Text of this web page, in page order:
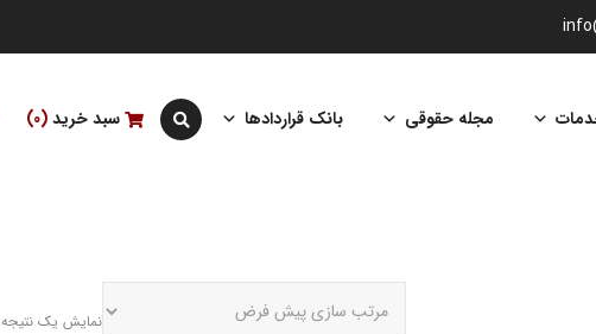
سبد خرید 0 مجله حقوقی بانک قراردادها
نمایش یک نتیجه